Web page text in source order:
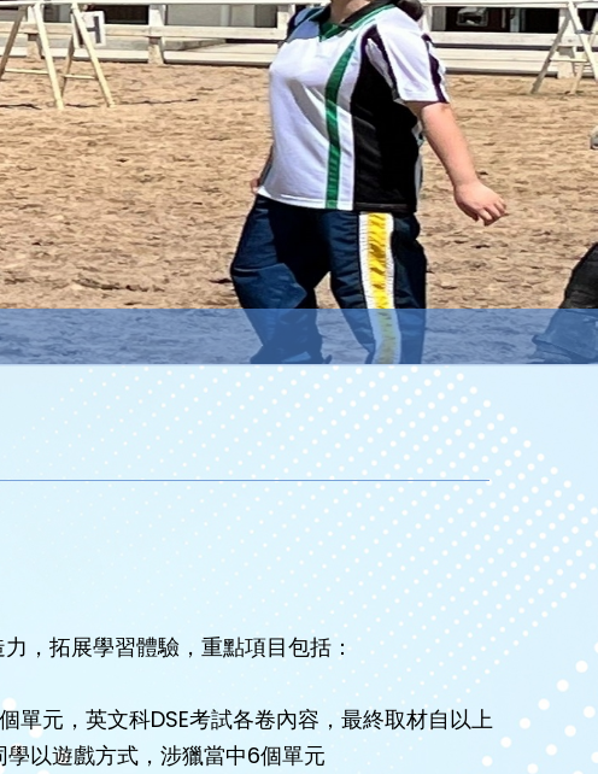
，拓展學習體驗，重點項目包括：
單元，英文科DSE考試各卷內容，最終取材自以上
以遊戲方式，涉獵當中6個單元